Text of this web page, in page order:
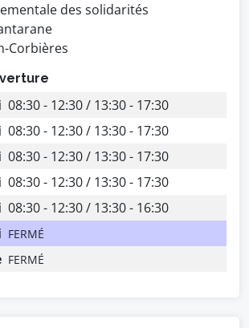
des solidarités
Corbières
08:30 - 12:30 / 13:30 - 17:30
08:30 - 12:30 / 13:30 - 17:30
08:30 - 12:30 / 13:30 - 17:30
08:30 - 12:30 / 13:30 - 17:30
08:30 - 12:30 / 13:30 - 16:30
FERMÉ
FERMÉ